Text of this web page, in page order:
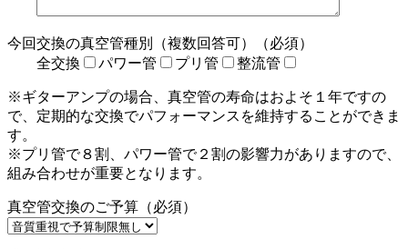
今回交換の真空管種別（複数回答可）（必須）
全交換
パワー管 プリ管 整流管
※ギターアンプの場合、真空管の寿命はおよそ１年ですの
で、定期的な交換でパフォーマンスを維持することができま
す。
※プリ管で８割、パワー管で２割の影響力がありますので、
組み合わせが重要となります。
真空管交換のご予算（必須）